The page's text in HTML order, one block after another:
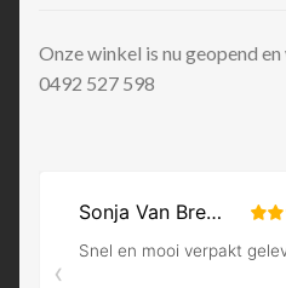
Onze winkel is nu geopend
0492 527 598